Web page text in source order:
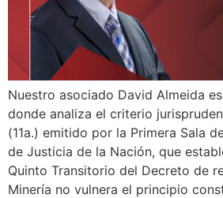
Nuestro asociado David Almeida
donde analiza el criterio
(11a.) emitido por la Primera Sala
de Justicia de la Nación, que
Quinto Transitorio del Decreto de
Minería no vulnera el principio